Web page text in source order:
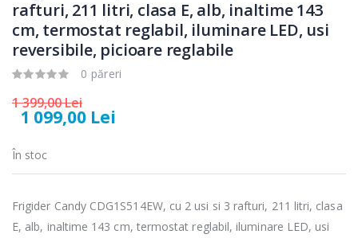
rafturi, 211 litri, clasa E, alb, inaltime 143
cm, termostat reglabil, iluminare LED, usi
reversibile, picioare reglabile
0 păreri
1 399,00 Lei
1 099,00 Lei
În stoc
Frigider Candy CDG1S514EW, cu 2 usi si 3 rafturi, 211 litri, clasa
E, alb, inaltime 143 cm, termostat reglabil, iluminare LED, usi
electric cu filtru
89,00 Lei
Heinner HHB-
139,00 Lei